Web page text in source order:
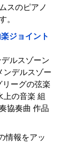
スのピアノ
。
ジョイント
ルスゾーン
ンデルスゾー
リーグの弦楽
上の音楽 組
協奏曲 作品
情報をアッ